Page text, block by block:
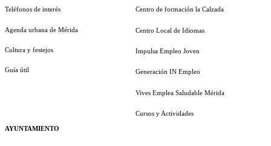
Teléfonos de interés
Agenda urbana de Mérida
Cultura y festejos
Guía útil
AYUNTAMIENTO
Centro de formación la Calzada
Centro Local de Idiomas
Impulsa Empleo Joven
Generación IN Empleo
Vives Emplea Saludable Mérida
Cursos y Actividades